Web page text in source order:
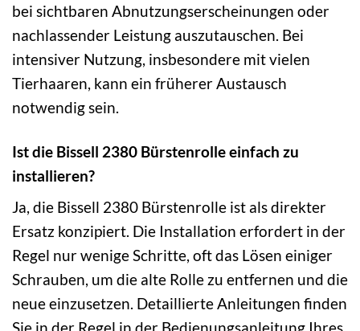
bei sichtbaren Abnutzungserscheinungen oder
nachlassender Leistung auszutauschen. Bei
intensiver Nutzung, insbesondere mit vielen
Tierhaaren, kann ein früherer Austausch
notwendig sein.
Ist die Bissell 2380 Bürstenrolle einfach zu
installieren?
Ja, die Bissell 2380 Bürstenrolle ist als direkter
Ersatz konzipiert. Die Installation erfordert in der
Regel nur wenige Schritte, oft das Lösen einiger
Schrauben, um die alte Rolle zu entfernen und die
neue einzusetzen. Detaillierte Anleitungen finden